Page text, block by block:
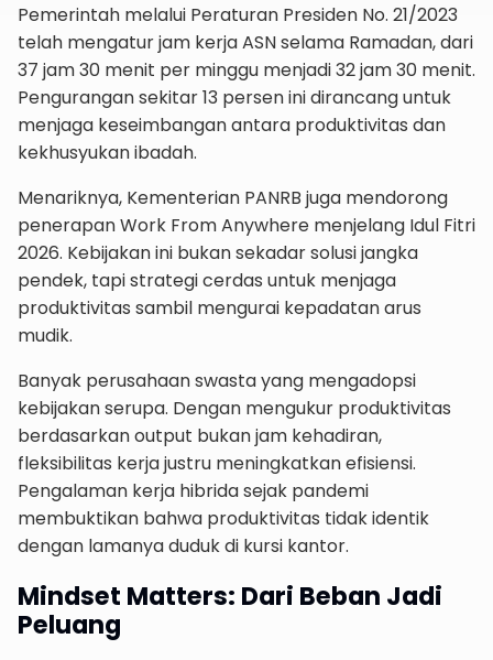
Pemerintah melalui Peraturan Presiden No. 21/2023
telah mengatur jam kerja ASN selama Ramadan, dari
37 jam 30 menit per minggu menjadi 32 jam 30 menit.
Pengurangan sekitar 13 persen ini dirancang untuk
menjaga keseimbangan antara produktivitas dan
kekhusyukan ibadah.
Menariknya, Kementerian PANRB juga mendorong
penerapan Work From Anywhere menjelang Idul Fitri
2026. Kebijakan ini bukan sekadar solusi jangka
pendek, tapi strategi cerdas untuk menjaga
produktivitas sambil mengurai kepadatan arus
mudik.
Banyak perusahaan swasta yang mengadopsi
kebijakan serupa. Dengan mengukur produktivitas
berdasarkan output bukan jam kehadiran,
fleksibilitas kerja justru meningkatkan efisiensi.
Pengalaman kerja hibrida sejak pandemi
membuktikan bahwa produktivitas tidak identik
dengan lamanya duduk di kursi kantor.
Mindset Matters: Dari Beban Jadi
Peluang